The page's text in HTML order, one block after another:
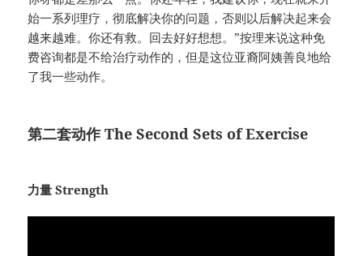
始一系列理疗，彻底解决你的问题，否则以后解决起来会
越来越难。你还有救。回去好好想想。”按理来说这种免
费咨询都是不给治疗动作的，但是这位亚裔阿姨善良地给
了我一些动作。
第二套动作 The Second Sets of Exercise
力量 Strength